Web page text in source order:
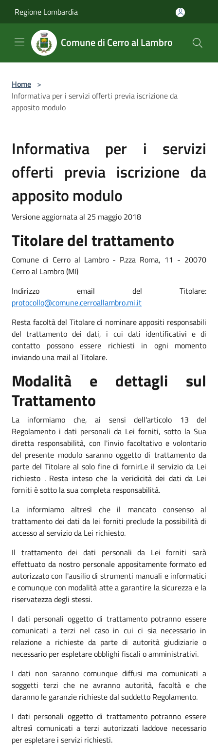
Regione Lombardia
Comune di Cerro al Lambro
Home >
Informativa per i servizi offerti previa iscrizione da
apposito modulo
Informativa per i servizi
offerti previa iscrizione da
apposito modulo
Versione aggiornata al 25 maggio 2018
Titolare del trattamento
Comune di Cerro al Lambro - P.zza Roma, 11 - 20070
Cerro al Lambro (MI)
Indirizzo email del Titolare:
protocollo@comune.cerroallambro.mi.it
Resta facoltà del Titolare di nominare appositi responsabili
del trattamento dei dati, i cui dati identificativi e di
contatto possono essere richiesti in ogni momento
inviando una mail al Titolare.
Modalità e dettagli sul
Trattamento
La informiamo che, ai sensi dell'articolo 13 del
Regolamento i dati personali da Lei forniti, sotto la Sua
diretta responsabilità, con l'invio facoltativo e volontario
del presente modulo saranno oggetto di trattamento da
parte del Titolare al solo fine di fornirLe il servizio da Lei
richiesto . Resta inteso che la veridicità dei dati da Lei
forniti è sotto la sua completa responsabilità.
La informiamo altresì che il mancato consenso al
trattamento dei dati da lei forniti preclude la possibilità di
accesso al servizio da Lei richiesto.
Il trattamento dei dati personali da Lei forniti sarà
effettuato da nostro personale appositamente formato ed
autorizzato con l'ausilio di strumenti manuali e informatici
e comunque con modalità atte a garantire la sicurezza e la
riservatezza degli stessi.
I dati personali oggetto di trattamento potranno essere
comunicati a terzi nel caso in cui ci sia necessario in
relazione a richieste da parte di autorità giudiziarie o
necessario per espletare obblighi fiscali o amministrativi.
I dati non saranno comunque diffusi ma comunicati a
soggetti terzi che ne avranno autorità, facoltà e che
daranno le garanzie richieste dal suddetto Regolamento.
I dati personali oggetto di trattamento potranno essere
altresì comunicati a terzi autorizzati laddove necessario
per espletare i servizi richiesti.